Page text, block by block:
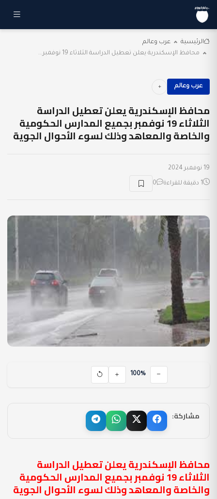
الرئيسية
عرب وعالم
محافظ الإسكندرية يعلن تعطيل الدراسة الثلاثاء 19 نوفمبر...
عرب وعالم
محافظ الإسكندرية يعلن تعطيل الدراسة
الثلاثاء 19 نوفمبر بجميع المدارس الحكومية
والخاصة والمعاهد وذلك لسوء الأحوال الجوية
19 نوفمبر 2024
1 دقيقة للقراءة 0
100%
مشاركة:
محافظ الإسكندرية يعلن تعطيل الدراسة
الثلاثاء 19 نوفمبر بجميع المدارس الحكومية
والخاصة والمعاهد وذلك لسوء الأحوال الجوية